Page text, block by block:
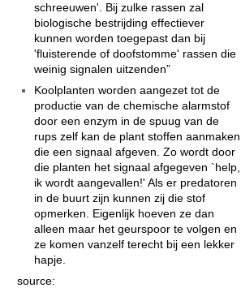
schreeuwen'. Bij zulke rassen zal
biologische bestrijding effectiever
kunnen worden toegepast dan bij
'fluisterende of doofstomme' rassen die
weinig signalen uitzenden”
Koolplanten worden aangezet tot de
productie van de chemische alarmstof
door een enzym in de spuug van de
rups zelf kan de plant stoffen aanmaken
die een signaal afgeven. Zo wordt door
die planten het signaal afgegeven `help,
ik wordt aangevallen!' Als er predatoren
in de buurt zijn kunnen zij die stof
opmerken. Eigenlijk hoeven ze dan
alleen maar het geurspoor te volgen en
ze komen vanzelf terecht bij een lekker
hapje.
source: